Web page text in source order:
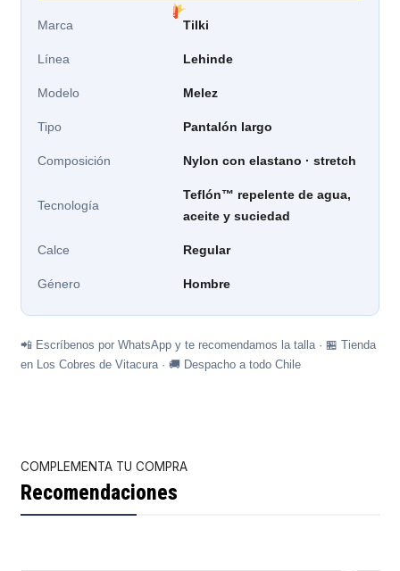
Marca Tilki
Línea Lehinde
Modelo Melez
Tipo Pantalón largo
Composición Nylon con elastano · stretch
Tecnología
Teflón™ repelente de agua,
aceite y suciedad
Calce Regular
Género Hombre
📲 Escríbenos por WhatsApp y te recomendamos la talla · 🏪 Tienda
en Los Cobres de Vitacura · 🚚 Despacho a todo Chile
COMPLEMENTA TU COMPRA
Recomendaciones